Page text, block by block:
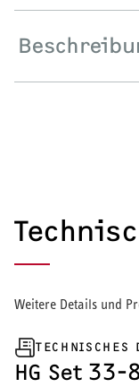
Weitere Details und
TECHNISCHES
HG Set 33-